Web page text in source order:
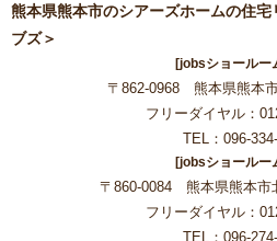
熊本県熊本市のシアーズホームの住
ブズ＞
[jobsショールー
〒862-0968 熊本県熊本
フリーダイヤル：
TEL：096-
[jobsショールー
〒860-0084 熊本県熊本市
フリーダイヤル：
TEL：096-